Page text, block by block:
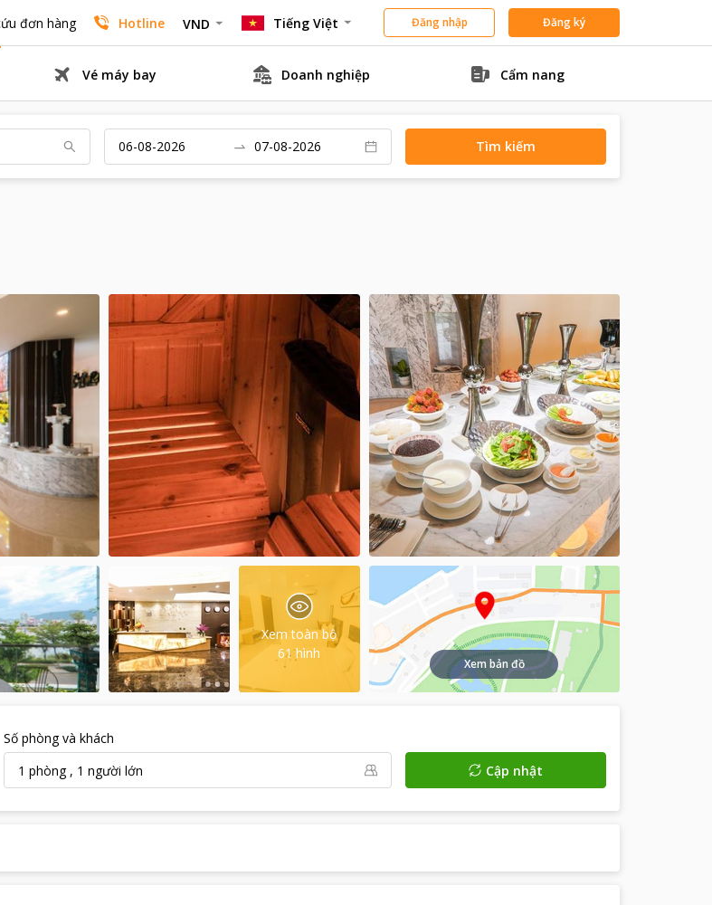
đơn hàng Hotline VND Tiếng Việt Đăng nhập Đăng ký
Vé máy bay Doanh nghiệp Cẩm nang
Tìm kiếm
Xem toàn bộ
61 hình
Xem bản đồ
Số phòng và khách
1 phòng, 1 người lớn Cập nhật